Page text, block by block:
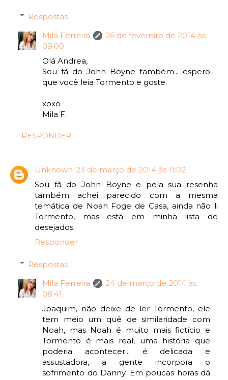
Respostas
Mila Ferreira
26 de fevereiro de 2014 às
09:00
Olá Andrea,
Sou fã do John Boyne também... espero
que você leia Tormento e goste.
xoxo
Mila F.
RESPONDER
Unknown 23 de março de 2014 às 11:02
Sou fã do John Boyne e pela sua resenha
também achei parecido com a mesma
temática de Noah Foge de Casa, ainda não li
Tormento, mas está em minha lista de
desejados.
Responder
Respostas
Mila Ferreira
24 de março de 2014 às
08:41
Joaquim, não deixe de ler Tormento, ele
tem meio um quê de similaridade com
Noah, mas Noah é muito mais fictício e
Tormento é mais real, uma história que
poderia acontecer... é delicada e
assustadora, a gente incorpora o
sofrimento do Danny. Em poucas horas dá